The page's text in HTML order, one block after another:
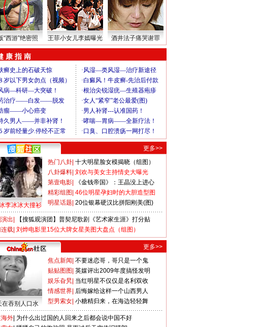
“西游”绝密照 王菲小女儿李嫣曝光 酒井法子痛哭谢罪
康 指 南
更多>>
李冰冰大撞衫
热门八卦 十大明星脸女模揭晓（组图）
八卦爆料 刘欢与美女主持情史大曝光
第壹电影
《金钱帝国》：王晶没上进心
精彩组图 46位明星孕妇时的大胆造型图
明星话题 20位银幕硬汉比拼阳刚美(图)
出
【搜狐观演团】普契尼歌剧《艺术家生涯》打分贴
载 刘烨电影里15位大牌女星美图大盘点（组图）
更多>>
在吞别人口水
焦点新闻 不要迷恋哥，哥只是一个鬼
贴贴图图 英媒评出2009年度搞怪发明
娱乐旮旯 当红明星不仅仅是名利双收
情感世界 后悔嫁给这样一个山西男人
型男索女 小糖精归来，在海边轻轻舞
外 为什么出过国的人回来之后都会说中国不好